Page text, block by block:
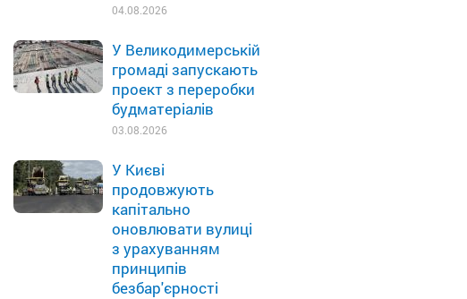
04.08.2026
У Великодимерській
громаді запускають
проект з переробки
будматеріалів
03.08.2026
У Києві
продовжують
капітально
оновлювати вулиці
з урахуванням
принципів
безбар'єрності